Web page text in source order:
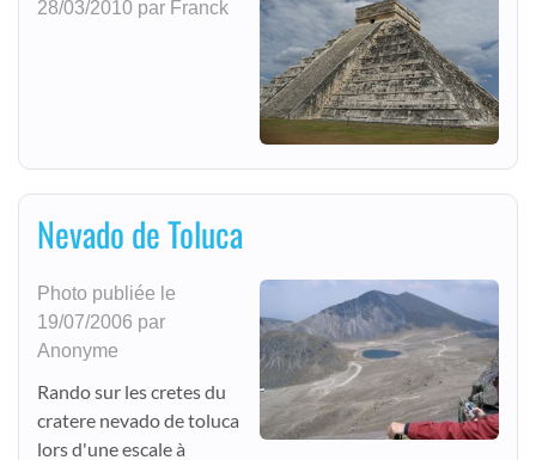
28/03/2010 par Franck
Nevado de Toluca
Photo publiée le
19/07/2006 par
Anonyme
Rando sur les cretes du
cratere nevado de toluca
lors d'une escale à